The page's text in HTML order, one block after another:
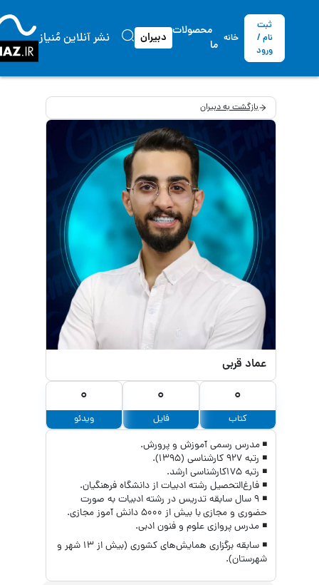
ثبت
نام /
ورود
خانه
محصولات
ما
دبیران نشر آنلاین مُنیاز
بازگشت به دبیران
عماد قربی
0
کتاب
0
فایل
0
ویدئو
◾ مدرس رسمی آموزش و پرورش.
◾ رتبه ۹۲۷ کارشناسی (۱۳۹۵).
◾ رتبه ۱۷۵کارشناسی ارشد.
◾ فارغ‌التحصیل رشته ادبیات از دانشگاه فرهنگیان.
◾ ۹ سال سابقه تدریس در رشته ادبیات به صورت
حضوری و مجازی با بیش از ۵۰۰۰ دانش آموز مجازی.
◾ مدرس پروازی علوم و فنون ادبی.
◾ سابقه برگزاری همایش‌های کشوری (بیش از ۱۳ شهر و
شهرستان).